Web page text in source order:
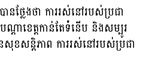
លែងថា ការរស់នៅរបស់ប្រជា
តាខេត្តកាន់តែទំនើប និងសម្បូរ
សុខសន្តិភាព ការរស់នៅរបស់ប្រជា